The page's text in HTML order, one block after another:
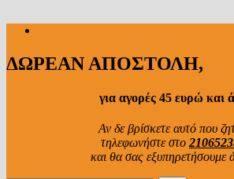
ΔΩΡΕΑΝ ΑΠΟΣΤΟΛΗ,
για αγορές 45 ευρώ και
Αν δε βρίσκετε αυτό που
τηλεφωνήστε στο
και θα σας εξυπηρετήσουμε